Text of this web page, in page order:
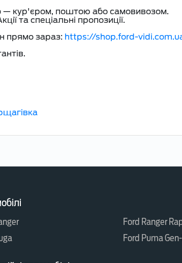
— кур'єром, поштою або самовивозом.
та спеціальні пропозиції.
прямо зараз: https://shop.ford-
Ford Ranger
Ford Puma